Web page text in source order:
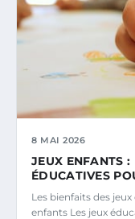
8 MAI 2026
JEUX ENFANTS :
ÉDUCATIVES
Les bienfaits des
enfants Les jeux